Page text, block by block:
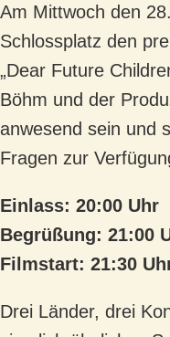
Am Mittwoch den
Schlossplatz den
„Dear Future
Böhm und der
anwesend sein und
Fragen zur
Einlass: 20:00 Uhr
Begrüßung: 21:00
Filmstart: 21:30
Drei Länder, drei